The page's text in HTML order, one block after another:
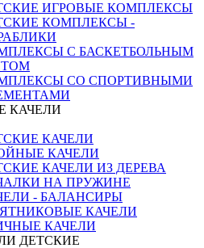
ИГРОВЫЕ КОМПЛЕКСЫ
КОМПЛЕКСЫ -
С БАСКЕТБОЛЬНЫМ
СО СПОРТИВНЫМИ
КАЧЕЛИ
КАЧЕЛИ
КАЧЕЛИ
КАЧЕЛИ ИЗ ДЕРЕВА
НА ПРУЖИНЕ
- БАЛАНСИРЫ
КАЧЕЛИ
КАЧЕЛИ
ДЕТСКИЕ